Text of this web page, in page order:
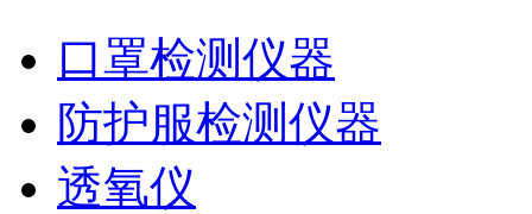
口罩检测仪器
防护服检测仪器
透氧仪